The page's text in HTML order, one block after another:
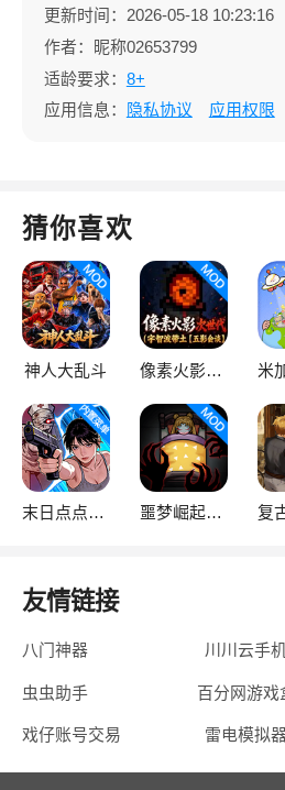
更新时间：2026-05-18 10:23:16
作者：昵称02653799
适龄要求： 8+
应用信息：
隐私协议 应用权限
猜你喜欢
神人大乱斗 像素火影次世代
末日点点（辅助菜单） 噩梦崛起：生存
友情链接
八门神器 川川云手
虫虫助手 百分网游戏
戏仔账号交易 雷电模拟